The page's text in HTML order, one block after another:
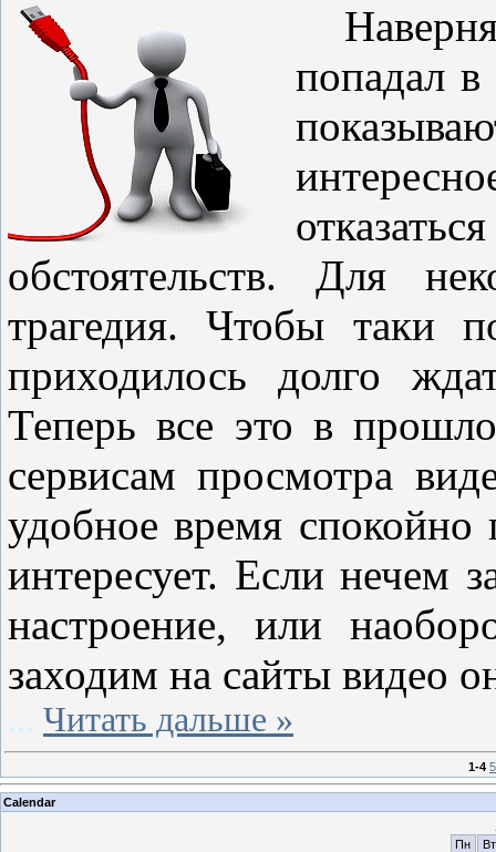
попадал в
интер
обстоятельств. Для
трагедия. Чтобы таки
приходилось долго
Теперь все это в
сервисам просмотра
удобное время спокойно
интересует. Если нечем
настроение, или
заходим на сайты видео
... Читать дальше »
1-4
Calendar
Пн
Вт